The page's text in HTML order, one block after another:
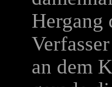
Hergang
an dem